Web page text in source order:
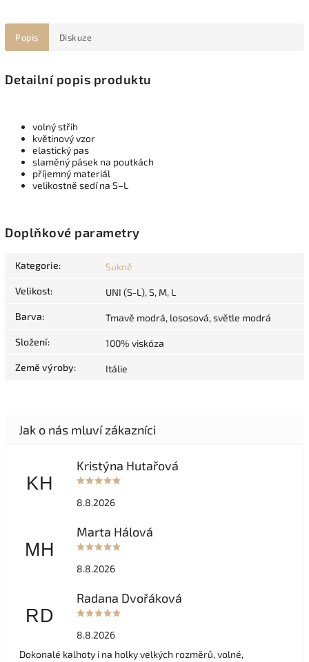
Popis Diskuze
Detailní popis produktu
volný střih
květinový vzor
elastický pas
slaměný pásek na poutkách
příjemný materiál
velikostně sedí na S–L
Doplňkové parametry
Kategorie: Sukně
Velikost: UNI (S-L), S, M, L
Barva: Tmavě modrá, lososová, světle modrá
Složení: 100% viskóza
Země výroby: Itálie
KH
Kristýna Hutařová
8.8.2026
MH
Marta Hálová
8.8.2026
RD
Radana Dvořáková
8.8.2026
Dokonalé kalhoty i na holky velkých rozměrů, volné,